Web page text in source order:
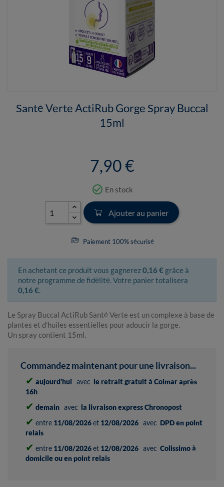
Santé Verte ActiRub Gorge Spray Buccal
15ml
7,90 €
check_circle_outline En stock
Ajouter au panier
Paiement 100% sécurisé
En achetant ce produit vous gagnerez0,16 € grâce à
notre programme de fidélité. Votre panier totalisera
0,16 €.
Le Spray Buccal ActiRub Santé Verte est un complexe à base de
plantes et d'huiles essentielles pour adoucir la gorge.
Un spray contient 15ml.
Commandez maintenant pour une livraison...
✔ aujourd'hui avec le retrait gratuit à Colmar après
16h
✔ demain avec la livraison express Chronopost
✔ entre 11/08/2026et 12/08/2026 avec DPD en point
relais
✔ entre 11/08/2026et 12/08/2026 avec Colissimo à
domicile ou en point relais